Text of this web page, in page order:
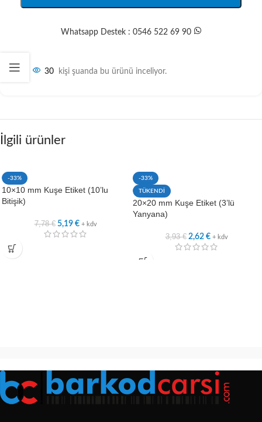
Whatsapp Destek : 0546 522 69 90
30 kişi şuanda bu ürünü inceliyor.
İlgili ürünler
-33%
10×10 mm Kuşe Etiket (10’lu
Bitişik)
7,78€ 5,19 € + kdv
-33%
TÜKENDİ
20×20 mm Kuşe Etiket (3’lü
Yanyana)
3,93€ 2,62 € + kdv